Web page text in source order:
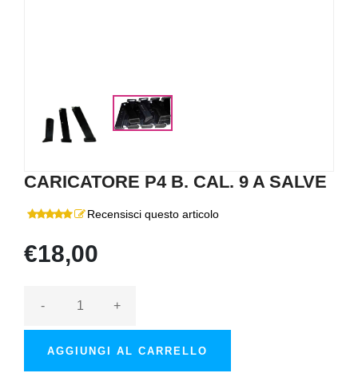
CARICATORE P4 B. CAL. 9 A SALVE
Recensisci questo articolo
€18,00
- +
AGGIUNGI AL CARRELLO